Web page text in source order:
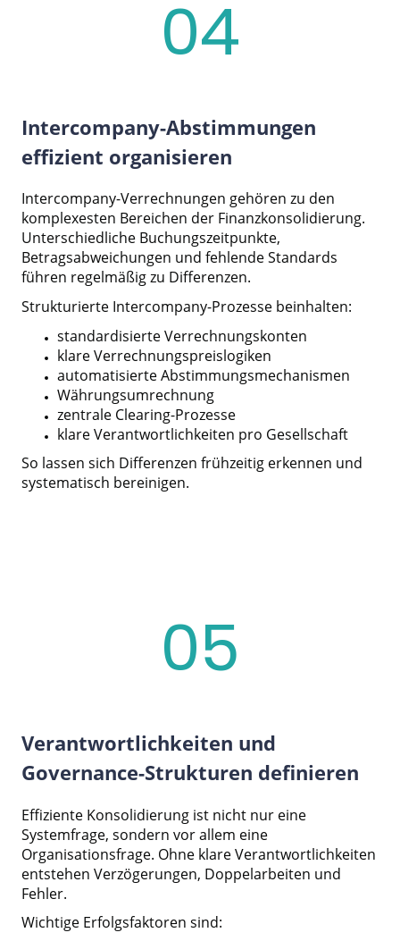
04
Intercompany-Abstimmungen
effizient organisieren
Intercompany-Verrechnungen gehören zu den
komplexesten Bereichen der Finanzkonsolidierung.
Unterschiedliche Buchungszeitpunkte,
Betragsabweichungen und fehlende Standards
führen regelmäßig zu Differenzen.
Strukturierte Intercompany-Prozesse beinhalten:
standardisierte Verrechnungskonten
klare Verrechnungspreislogiken
automatisierte Abstimmungsmechanismen
Währungsumrechnung
zentrale Clearing-Prozesse
klare Verantwortlichkeiten pro Gesellschaft
So lassen sich Differenzen frühzeitig erkennen und
systematisch bereinigen.
05
Verantwortlichkeiten und
Governance-Strukturen definieren
Effiziente Konsolidierung ist nicht nur eine
Systemfrage, sondern vor allem eine
Organisationsfrage. Ohne klare Verantwortlichkeiten
entstehen Verzögerungen, Doppelarbeiten und
Fehler.
Wichtige Erfolgsfaktoren sind: